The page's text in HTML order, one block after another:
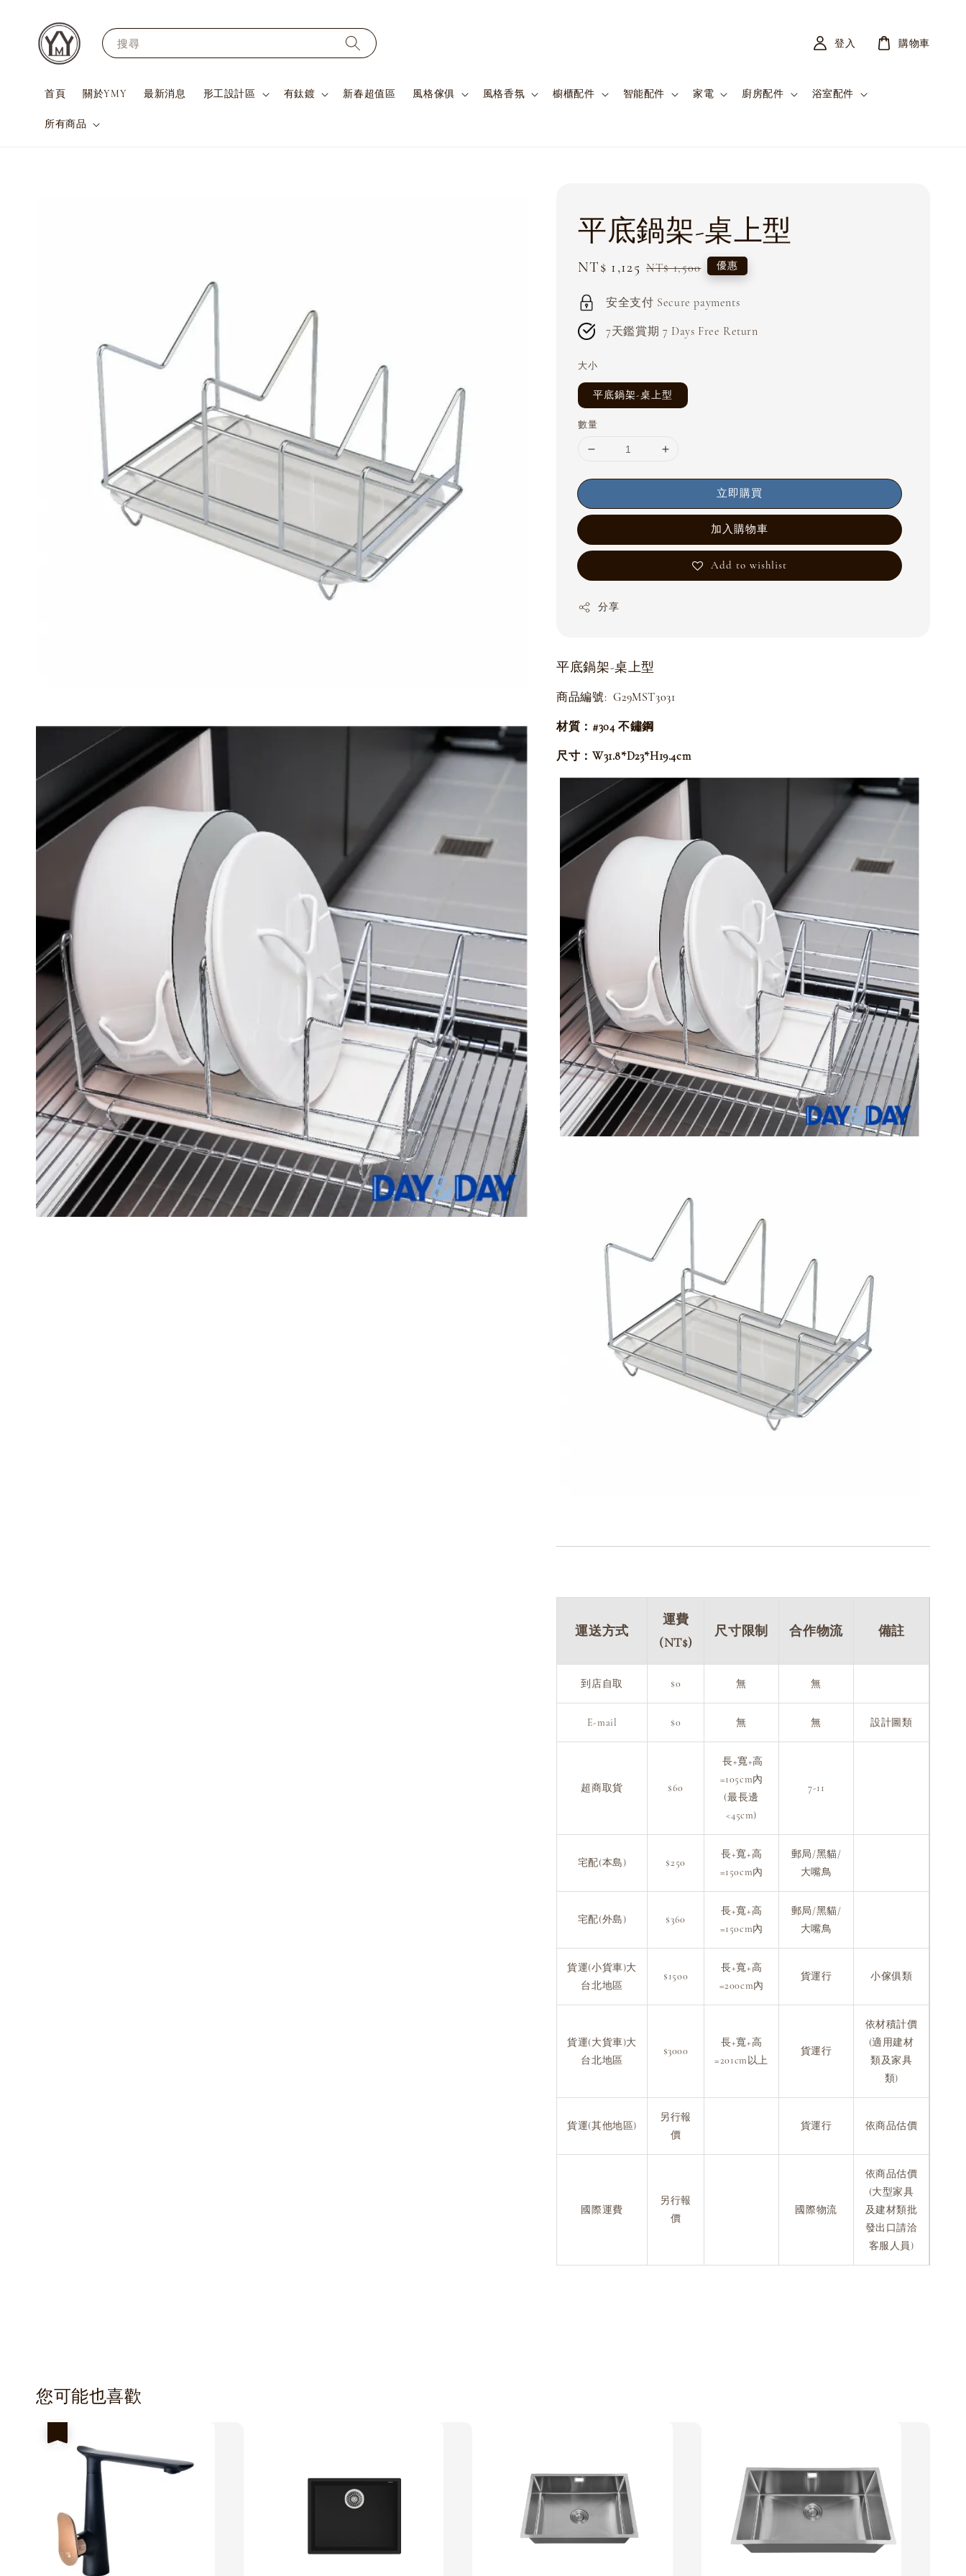
搜尋
首頁 關於YMY 最新消息 形工設計區 有鈦鍍 新春超值區 風格傢俱 風格香氛 櫥櫃配件 智能配件 家電 廚房配件 浴室配件
所有商品
登入 購物車
平底鍋架-桌上型
Sale
NT$ 1,125 Regular
NT$ 1,500 優惠
安全支付 Secure payments
7天鑑賞期 7 Days Free Return
大小
平底鍋架-桌上型
數量
立即購買
加入購物車
Add to wishlist
分享
平底鍋架-桌上型
商品編號: G29MST3031
材質：#304 不鏽鋼
尺寸：W31.8*D23*H19.4cm
運送方式
運費
(NT$)
尺寸限制 合作物流 備註
到店自取 $0 無 無
E-mail $0 無 無 設計圖類
超商取貨 $60
長+寬+高
=105cm內
(最長邊
<45cm)
7-11
宅配(本島) $250
長+寬+高
=150cm內
郵局/黑貓/
大嘴鳥
宅配(外島) $360
長+寬+高
=150cm內
郵局/黑貓/
大嘴鳥
貨運(小貨車)大
台北地區
$1500
長+寬+高
=200cm內
貨運行 小傢俱類
貨運(大貨車)大
台北地區
$3000
長+寬+高
=201cm以上
貨運行
依材積計價
(適用建材
類及家具
類)
貨運(其他地區)
另行報
價
貨運行 依商品估價
國際運費
另行報
價
國際物流
依商品估價
(大型家具
及建材類批
發出口請洽
客服人員)
您可能也喜歡